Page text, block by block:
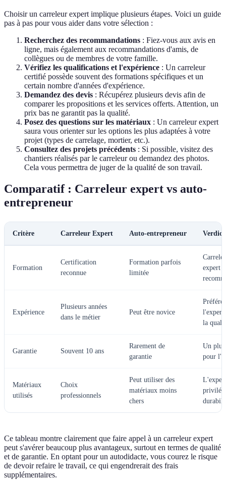
Choisir un carreleur expert implique plusieurs étapes. Voici un guide
pas à pas pour vous aider dans votre sélection :
Recherchez des recommandations : Fiez-vous aux avis en
ligne, mais également aux recommandations d'amis, de
collègues ou de membres de votre famille.
Vérifiez les qualifications et l'expérience : Un carreleur
certifié possède souvent des formations spécifiques et un
certain nombre d'années d'expérience.
Demandez des devis : Récupérez plusieurs devis afin de
comparer les propositions et les services offerts. Attention, un
prix bas ne garantit pas la qualité.
Posez des questions sur les matériaux : Un carreleur expert
saura vous orienter sur les options les plus adaptées à votre
projet (types de carrelage, mortier, etc.).
Consultez des projets précédents : Si possible, visitez des
chantiers réalisés par le carreleur ou demandez des photos.
Cela vous permettra de juger de la qualité de son travail.
Comparatif : Carreleur expert vs auto-
entrepreneur
Critère Carreleur Expert Auto-entrepreneur Verdict
Formation
Certification
reconnue
Formation parfois
limitée
expert
Expérience
Plusieurs années
dans le métier
Peut être novice
Préférez
l'expert
la
Garantie Souvent 10 ans
Rarement de
garantie
Un plus
pour
Matériaux
utilisés
Choix
professionnels
Peut utiliser des
matériaux moins
chers
L'expert
Ce tableau montre clairement que faire appel à un carreleur expert
peut s'avérer beaucoup plus avantageux, surtout en termes de qualité
et de garantie. En optant pour un autodidacte, vous courez le risque
de devoir refaire le travail, ce qui engendrerait des frais
supplémentaires.